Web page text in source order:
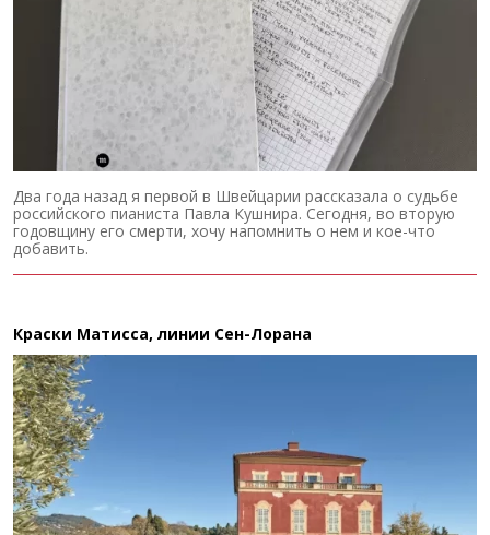
Два года назад я первой в Швейцарии рассказала о судьбе
российского пианиста Павла Кушнира. Сегодня, во вторую
годовщину его смерти, хочу напомнить о нем и кое-что
добавить.
Краски Матисса, линии Сен-Лорана